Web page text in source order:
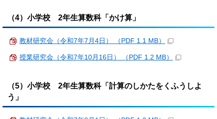
（4）小学校 2年生算数科「かけ算」
教材研究会（令和7年7月4日） （PDF 1.1 MB）
授業研究会（令和7年10月16日） （PDF 1.2 MB）
（5）小学校 2年生算数科「計算のしかたをくふうしよ
う」